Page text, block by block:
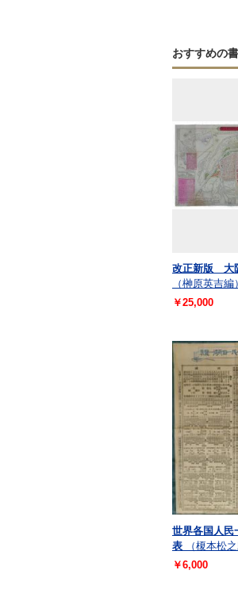
おすすめの
改正新版 大
（榊原英吉編）
￥25,000
世界各国人民
表
（榎本松之
￥6,000